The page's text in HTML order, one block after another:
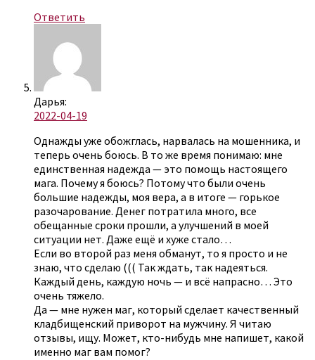
Ответить
Дарья:
2022-04-19
Однажды уже обожглась, нарвалась на мошенника, и
теперь очень боюсь. В то же время понимаю: мне
единственная надежда — это помощь настоящего
мага. Почему я боюсь? Потому что были очень
большие надежды, моя вера, а в итоге — горькое
разочарование. Денег потратила много, все
обещанные сроки прошли, а улучшений в моей
ситуации нет. Даже ещё и хуже стало…
Если во второй раз меня обманут, то я просто и не
знаю, что сделаю ((( Так ждать, так надеяться.
Каждый день, каждую ночь — и всё напрасно… Это
очень тяжело.
Да — мне нужен маг, который сделает качественный
кладбищенский приворот на мужчину. Я читаю
отзывы, ищу. Может, кто-нибудь мне напишет, какой
именно маг вам помог?